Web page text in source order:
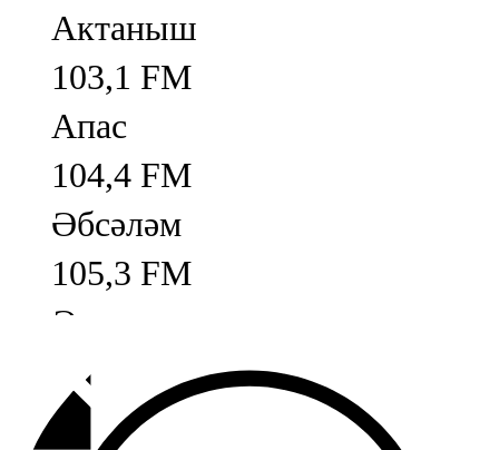
Актаныш
103,1 FM
Апас
104,4 FM
Әбсәләм
105,3 FM
Әлмәт
92,9 FM
Базарлы матак